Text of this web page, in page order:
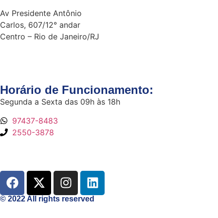
Av Presidente Antônio
Carlos, 607/12° andar
Centro – Rio de Janeiro/RJ
Horário de Funcionamento:
Segunda a Sexta das 09h às 18h
97437-8483
2550-3878
© 2022 All rights reserved